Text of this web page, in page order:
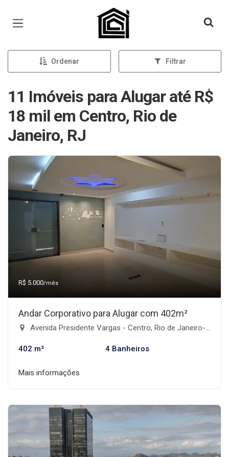
Página inicial
Ordenar Filtrar
11 Imóveis para Alugar até R$
18 mil em Centro, Rio de
Janeiro, RJ
R$ 5.000/mês
Andar Corporativo para Alugar com 402m²
Avenida Presidente Vargas - Centro, Rio de Janeiro-RJ
402 m² 4 Banheiros
Mais informações